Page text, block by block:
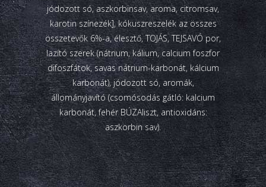
jódozott só, aszkorbinsav, aroma, citromsav,
karotin színezék], kókuszreszelék az összes
összetevők 6%-a, élesztő, TOJÁS, TEJSAVÓ por,
lazító szerek (nátrium, kálium, calcium foszfor
difoszfátok, savas nátrium-karbonát, kálcium
karbonát), jódozott só, aromák,
állományjavító (csomósodás gátló: kalcium
karbonát, fehér BÚZAliszt, antioxidáns:
aszkorbin sav).